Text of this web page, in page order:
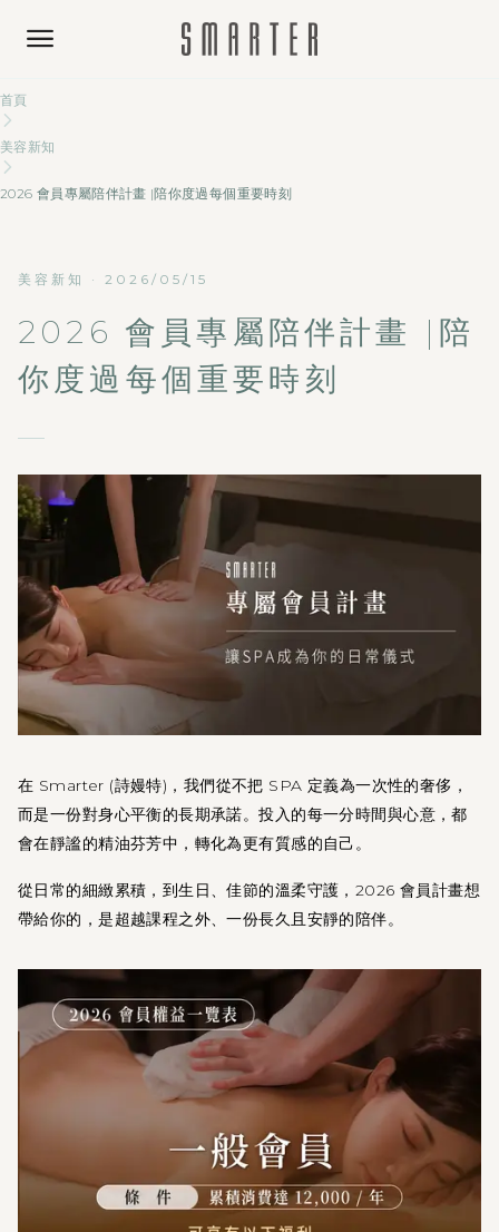
首頁
美容新知
2026 會員專屬陪伴計畫 |陪你度過每個重要時刻
美容新知 · 2026/05/15
2026 會員專屬陪伴計畫 |陪
你度過每個重要時刻
在 Smarter (詩嫚特)，我們從不把 SPA 定義為一次性的奢侈，
而是一份對身心平衡的長期承諾。投入的每一分時間與心意，都
會在靜謐的精油芬芳中，轉化為更有質感的自己。
從日常的細緻累積，到生日、佳節的溫柔守護，2026 會員計畫想
帶給你的，是超越課程之外、一份長久且安靜的陪伴。